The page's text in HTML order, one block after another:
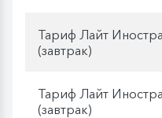
Тариф Лайт
(завтрак)
Тариф Лайт
(завтрак)